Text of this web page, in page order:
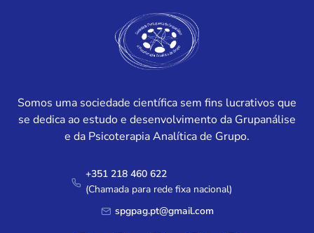
Somos uma sociedade científica sem fins lucrativos que
se dedica ao estudo e desenvolvimento da Grupanálise
e da Psicoterapia Analítica de Grupo.
+351 218 460 622
(Chamada para rede fixa nacional)
spgpag.pt@gmail.com